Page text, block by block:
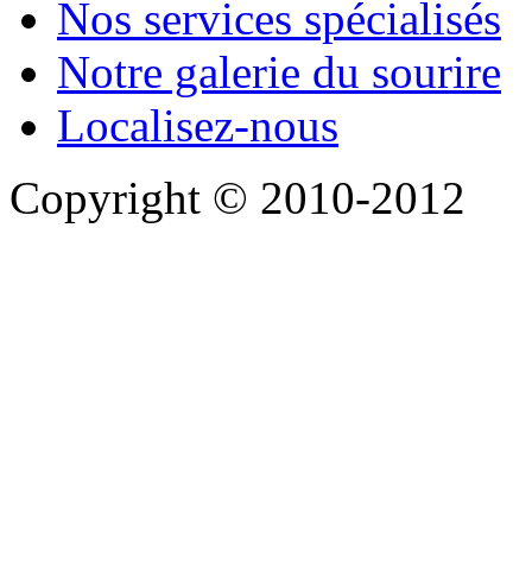
Nos services spécialisés
Notre galerie du sourire
Localisez-nous
Copyright © 2010-2012